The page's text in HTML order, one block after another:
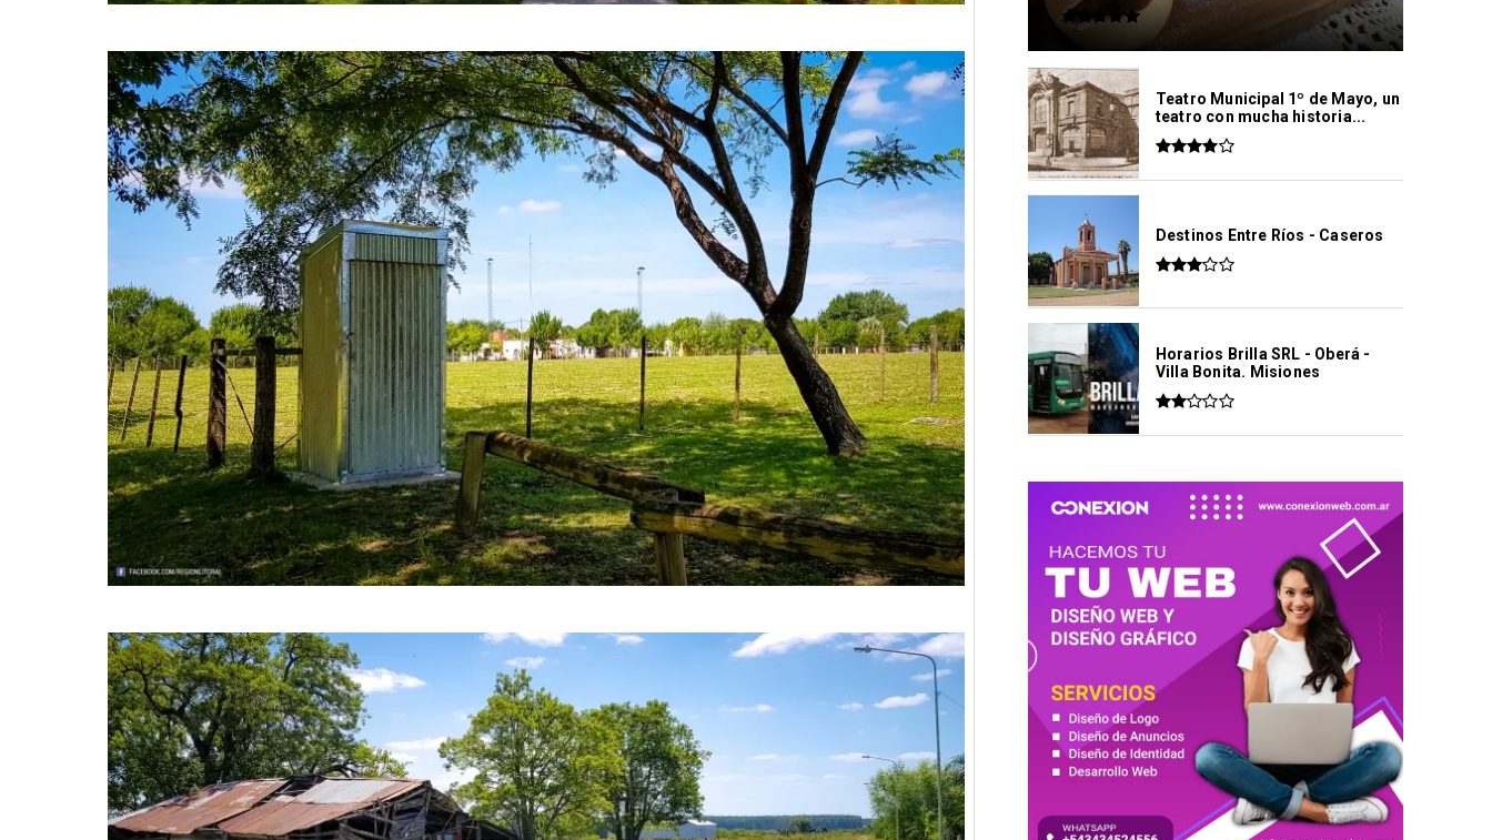
Teatro Municipal 1º de Mayo, un
teatro con mucha historia...
Destinos Entre Ríos - Caseros
Horarios Brilla SRL - Oberá -
Villa Bonita. Misiones